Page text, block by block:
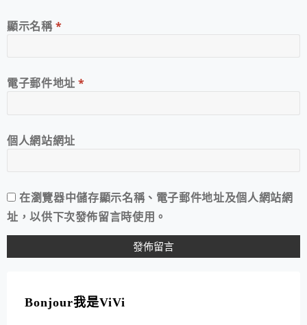
顯示名稱*
電子郵件地址*
個人網站網址
在瀏覽器中儲存顯示名稱、電子郵件地址及個人網站網
址，以供下次發佈留言時使用。
Bonjour我是ViVi